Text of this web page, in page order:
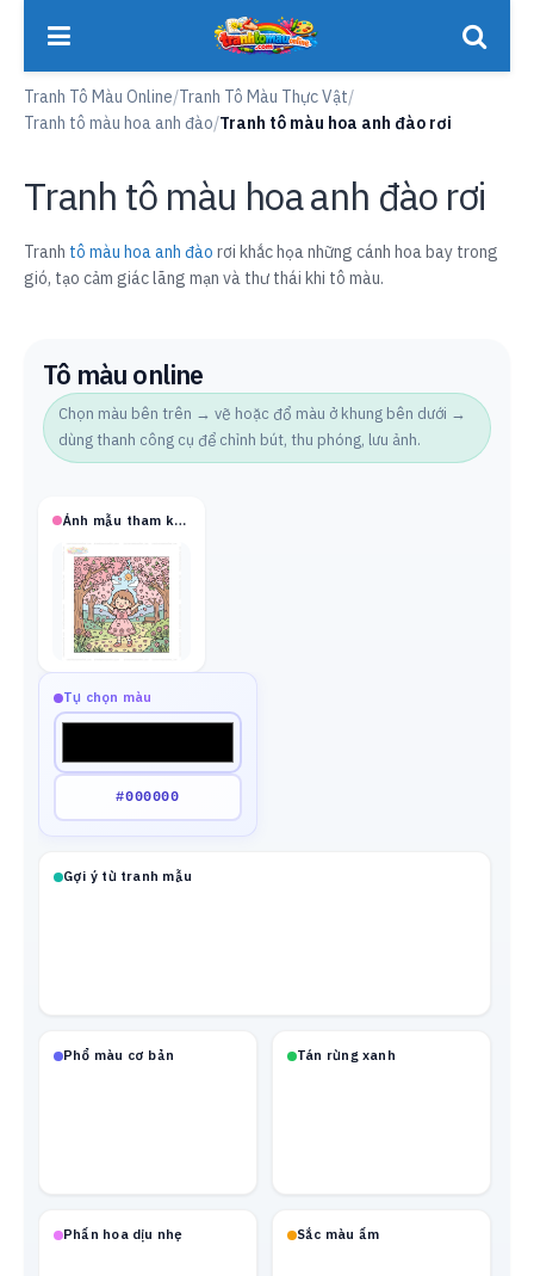
Tranh Tô Màu Online/Tranh Tô Màu Thực Vật/
Tranh tô màu hoa anh đào/Tranh tô màu hoa anh đào rơi
Tranh tô màu hoa anh đào rơi
Tranh tô màu hoa anh đào rơi khắc họa những cánh hoa bay trong
gió, tạo cảm giác lãng mạn và thư thái khi tô màu.
Tô màu online
Chọn màu bên trên → vẽ hoặc đổ màu ở khung bên dưới →
dùng thanh công cụ để chỉnh bút, thu phóng, lưu ảnh.
Ảnh mẫu tham khảo
Tự chọn màu
Gợi ý từ tranh mẫu
Phổ màu cơ bản Tán rừng xanh
Phấn hoa dịu nhẹ Sắc màu ấm